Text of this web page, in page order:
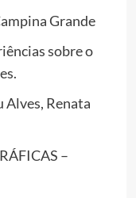
Grande
sobre o
Alves, Renata
–